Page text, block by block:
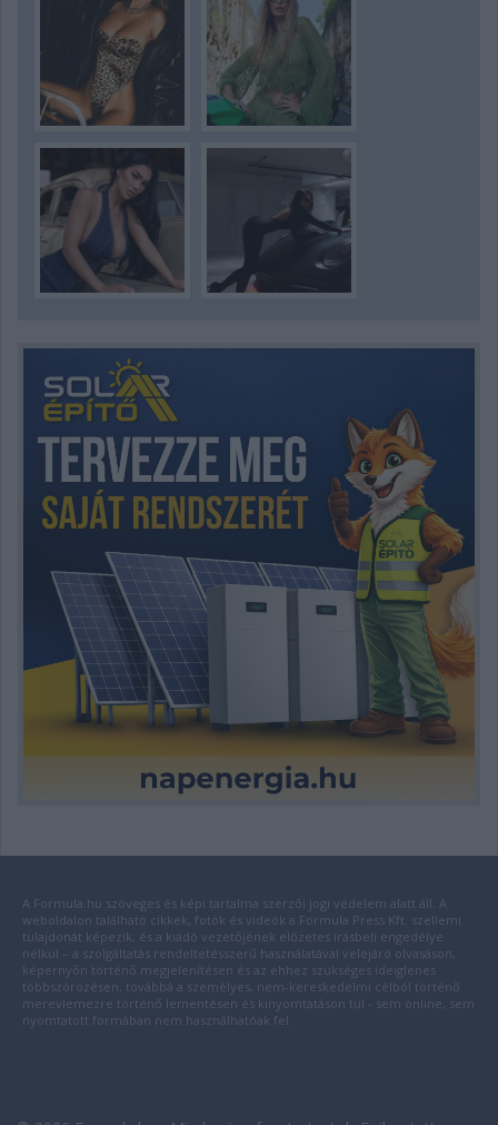
A Formula.hu szöveges és képi tartalma szerzői jogi védelem alatt áll. A
weboldalon található cikkek, fotók és videók a Formula Press Kft. szellemi
tulajdonát képezik, és a kiadó vezetőjének előzetes írásbeli engedélye
nélkül – a szolgáltatás rendeltetésszerű használatával velejáró olvasáson,
képernyőn történő megjelenítésen és az ehhez szükséges ideiglenes
többszörözésen, továbbá a személyes, nem-kereskedelmi célból történő
merevlemezre történő lementésen és kinyomtatáson túl - sem online, sem
nyomtatott formában nem használhatóak fel.